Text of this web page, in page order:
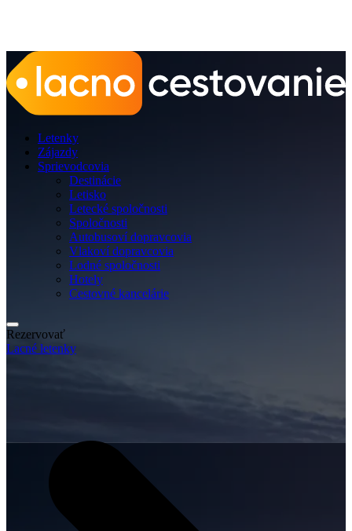
Letenky
Zájazdy
Sprievodcovia
Destinácie
Letisko
Letecké spoločnosti
Spoločnosti
Autobusoví dopravcovia
Vlakoví dopravcovia
Lodné spoločnosti
Hotely
Cestovné kancelárie
Rezervovať
Lacné letenky